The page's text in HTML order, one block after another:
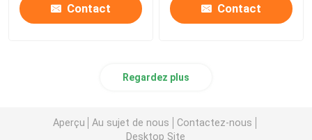
Contact Contact
Regardez plus
Aperçu Au sujet de nous
Contactez-nous
Desktop Site